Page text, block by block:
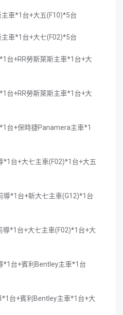
車*1台+大五(F10)*5台
車*1台+大七(F02)*5台
+RR勞斯萊斯主車*1台+大
+RR勞斯萊斯主車*1台+大
+保時捷Panamera主車*1
台+大七主車(F02)*1台+大五
*1台+新大七主車(G12)*1台
*1台+大七主車(F02)*1台+大
台+賓利Bentley主車*1台
台+賓利Bentley主車*1台+大